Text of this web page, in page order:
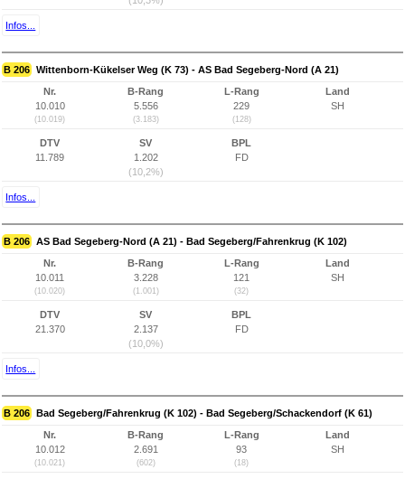
Infos...
B 206 Wittenborn-Kükelser Weg (K 73) - AS Bad Segeberg-Nord (A 21)
Nr.
10.010
(10.019)
B-Rang
5.556
(3.183)
L-Rang
229
(128)
Land
SH
DTV
11.789
SV
1.202
(10,2%)
BPL
FD
Infos...
B 206 AS Bad Segeberg-Nord (A 21) - Bad Segeberg/Fahrenkrug (K 102)
Nr.
10.011
(10.020)
B-Rang
3.228
(1.001)
L-Rang
121
(32)
Land
SH
DTV
21.370
SV
2.137
(10,0%)
BPL
FD
Infos...
B 206 Bad Segeberg/Fahrenkrug (K 102) - Bad Segeberg/Schackendorf (K 61)
Nr.
10.012
(10.021)
B-Rang
2.691
(602)
L-Rang
93
(18)
Land
SH